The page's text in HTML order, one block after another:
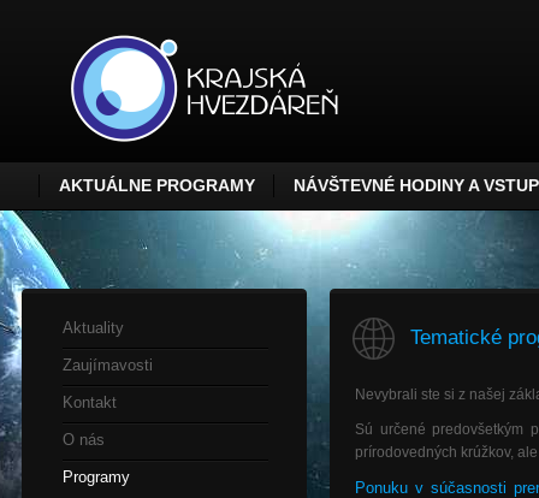
AKTUÁLNE PROGRAMY NÁVŠTEVNÉ HODINY A
Aktuality
Zaujímavosti
Kontakt
O nás
Programy
Tematické
Nevybrali ste si z našej
Sú určené predovšetkým
prírodovedných krúžkov,
Ponuku v súčasnosti